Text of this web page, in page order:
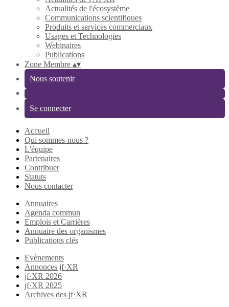
Actualités de l'écosystème
Communications scientifiques
Produits et services commerciaux
Usages et Technologies
Webinaires
Publications
Zone Membre ▴▾
Nous soutenir
Se connecter
Accueil
Qui sommes-nous ?
L'équipe
Partenaires
Contribuer
Statuts
Nous contacter
Annuaires
Agenda commun
Emplois et Carrières
Annuaire des organismes
Publications clés
Evènements
Annonces jf·XR
jf·XR 2026
jf·XR 2025
Archives des jf·XR